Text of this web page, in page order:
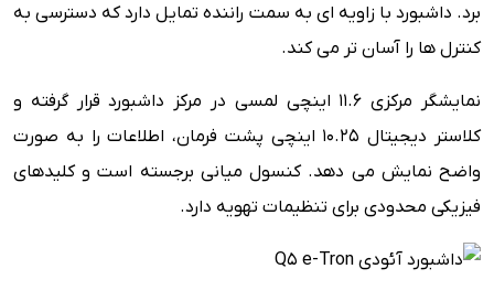
برد. داشبورد با زاویه ای به سمت راننده تمایل دارد که دسترسی به
کنترل ها را آسان تر می کند.
نمایشگر مرکزی 11.6 اینچی لمسی در مرکز داشبورد قرار گرفته و
کلاستر دیجیتال 10.25 اینچی پشت فرمان، اطلاعات را به صورت
واضح نمایش می دهد. کنسول میانی برجسته است و کلیدهای
فیزیکی محدودی برای تنظیمات تهویه دارد.